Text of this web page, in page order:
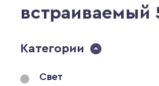
встраиваемый
Категории
Свет